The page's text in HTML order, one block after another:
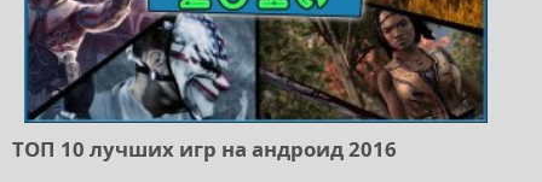
ТОП 10 лучших игр на андроид 2016